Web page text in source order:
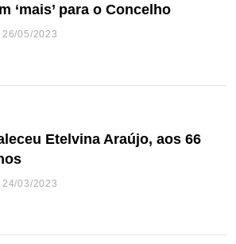
‘mais’ para o Concelho
26/05/2023
Etelvina Araújo, aos 66
24/03/2023